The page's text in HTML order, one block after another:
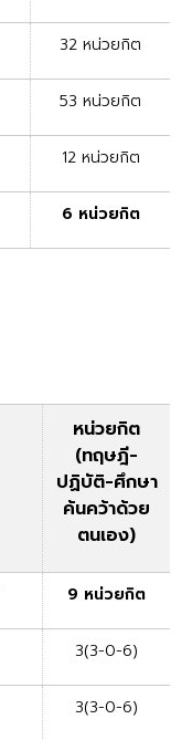
32 หน่วยกิต
53 หน่วยกิต
12 หน่วยกิต
6 หน่วยกิต
หน่วยกิต
(ทฤษฎี-
ปฏิบัติ-ศึกษา
ค้นคว้าด้วย
ตนเอง)
9 หน่วยกิต
3(3-0-6)
3(3-0-6)